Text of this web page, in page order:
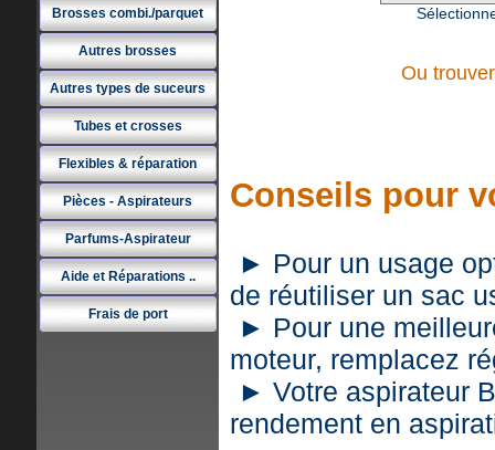
Brosses combi./parquet
Autres brosses
Autres types de suceurs
Tubes et crosses
Flexibles & réparation
Pièces - Aspirateurs
Parfums-Aspirateur
Aide et Réparations ..
Frais de port
Ou
Conseils pour
► Pour un usage
de réutiliser un sac
► Pour une
moteur, remplacez
► Votre aspirateur
rendement en